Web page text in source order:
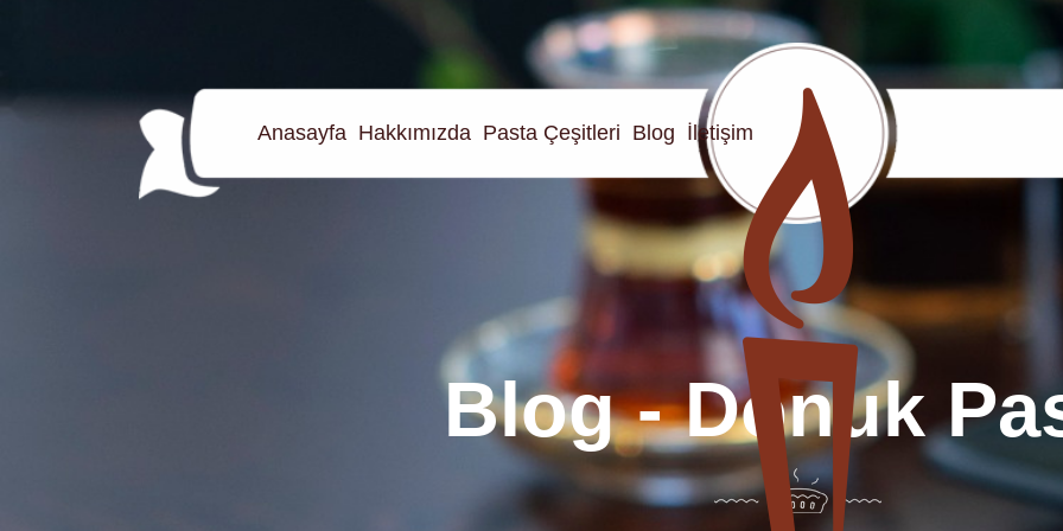
Anasayfa Hakkımızda Pasta Çeşitleri Blog İletişim
Blog - Donuk